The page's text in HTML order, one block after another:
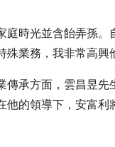
庭時光並含飴弄孫。
業務，我非常高興
承方面，雲昌昱先
的領導下，安富利